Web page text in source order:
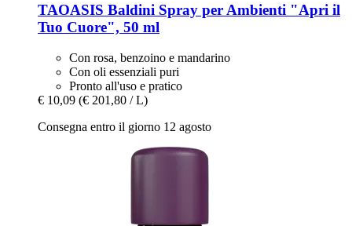
TAOASIS Baldini Spray per Ambienti "Apri il
Tuo Cuore", 50 ml
Con rosa, benzoino e mandarino
Con oli essenziali puri
Pronto all'uso e pratico
€ 10,09 (€ 201,80 / L)
Consegna entro il giorno 12 agosto